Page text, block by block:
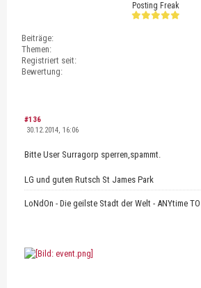
Posting Freak
Beiträge:
Themen:
Registriert seit:
Bewertung:
#136
30.12.2014, 16:06
Bitte User Surragorp sperren,spammt.
LG und guten Rutsch St James Park
LoNdOn - Die geilste Stadt der Welt - ANYtime